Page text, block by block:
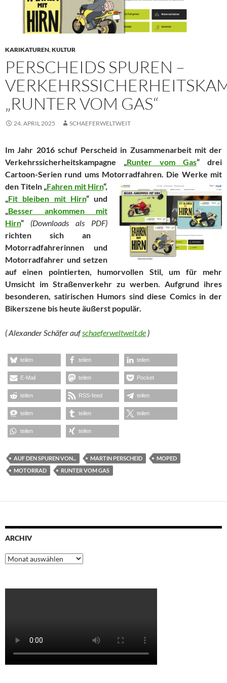
KARIKATUREN,KULTUR
PERSCHEIDS SPUREN –
„RUNTER VOM GAS“
24. APRIL 2025 SCHAEFERWELTWEIT
Im Jahr 2016 schuf Perscheid in Zusammenarbeit mit der
Verkehrssicherheitskampagne „ Runter vom Gas“ drei
Cartoon-Serien rund ums Motorradfahren. Die Werke mit
den Titeln „ Fahren mit Hirn“,
„ Fit bleiben mit Hirn“ und
„ Besser ankommen mit
Hirn“ (Downloads als PDF)
richten sich an
Motorradfahrerinnen und
Motorradfahrer und setzen
auf einen pointierten, humorvollen Stil, um für mehr
Umsicht im Straßenverkehr zu werben. Aufgrund ihres
besonderen, satirischen Humors sind diese Comics in der
Bikerszene bis heute äußerst populär.
( Alexander Schäfer aufschaeferweltweit.de )
teilen teilen teilen
E-Mail teilen Pocket
teilen RSS-feed teilen
teilen teilen teilen
teilen teilen
AUF DEN SPUREN VON... MARTIN PERSCHEID
MOPED
MOTORRAD
RUNTER VOM GAS
ARCHIV
Archiv